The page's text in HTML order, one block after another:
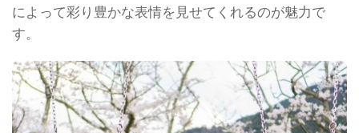
によって彩り豊かな表情を見せてくれるのが魅力で
す。